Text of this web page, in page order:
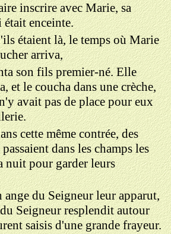
inscrire avec Marie, sa
était enceinte.
étaient là, le temps où Marie
arriva,
son fils premier-né. Elle
et le coucha dans une crèche,
avait pas de place pour eux
cette même contrée, des
dans les champs les
nuit pour garder leurs
du Seigneur leur apparut,
Seigneur resplendit autour
saisis d'une grande frayeur.